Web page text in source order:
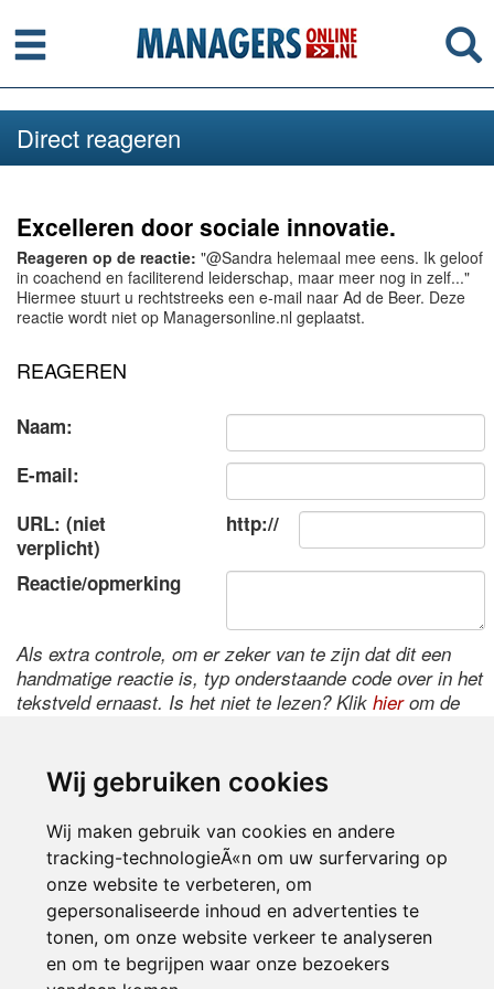
Wij gebruiken cookies
Wij maken gebruik van cookies en andere
tracking-technologieÃ«n om uw surfervaring op
onze website te verbeteren, om
gepersonaliseerde inhoud en advertenties te
tonen, om onze website verkeer te analyseren
en om te begrijpen waar onze bezoekers
Menu
Direct reageren
Excelleren door sociale innovatie.
Reageren op de reactie: "@Sandra helemaal mee eens. Ik geloof
in coachend en faciliterend leiderschap, maar meer nog in zelf..."
Hiermee stuurt u rechtstreeks een e-mail naar Ad de Beer. Deze
reactie wordt niet op Managersonline.nl geplaatst.
REAGEREN
Naam:
E-mail:
URL: (niet
verplicht)
http://
Reactie/opmerking
Als extra controle, om er zeker van te zijn dat dit een
handmatige reactie is, typ onderstaande code over in het
tekstveld ernaast. Is het niet te lezen? Klik hierom de
Inloggen